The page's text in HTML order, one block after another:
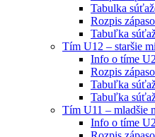
Tabulka
Rozpis
Tabuľka
Tím U12 – staršie
Info o tíme
Rozpis
Tabuľka
Tabuľka
Tím U11 – mladšie
Info o tíme